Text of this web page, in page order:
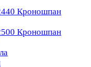
Кроношпан
Кроношпан